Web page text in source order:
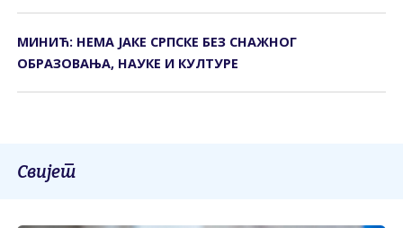
МИНИЋ: НЕМА ЈАКЕ СРПСКЕ БЕЗ СНАЖНОГ
ОБРАЗОВАЊА, НАУКЕ И КУЛТУРЕ
Свијет